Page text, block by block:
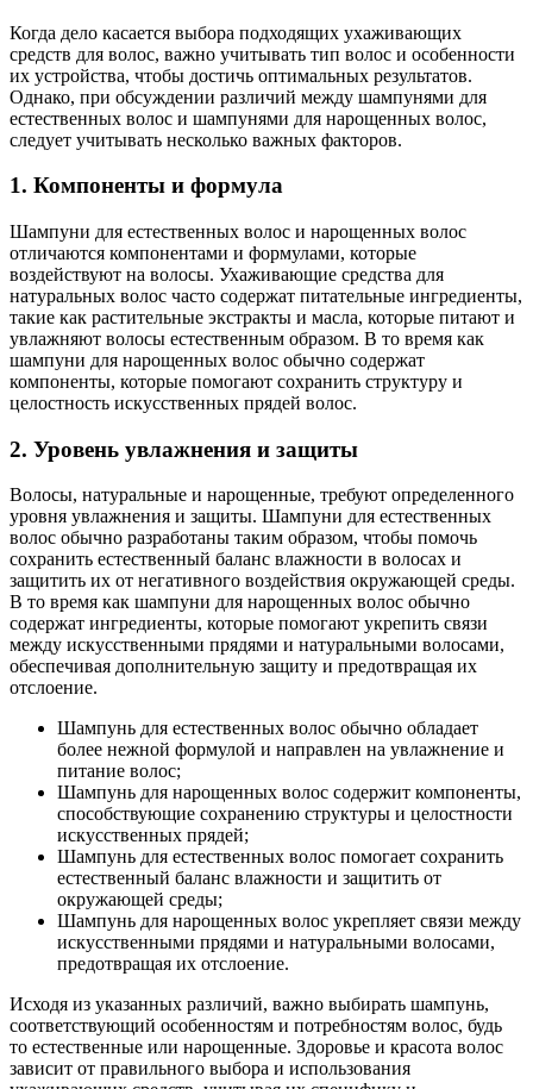
Когда дело касается выбора подходящих ухаживающих
средств для волос, важно учитывать тип волос и особенности
их устройства, чтобы достичь оптимальных результатов.
Однако, при обсуждении различий между шампунями для
естественных волос и шампунями для нарощенных волос,
следует учитывать несколько важных факторов.
1. Компоненты и формула
Шампуни для естественных волос и нарощенных волос
отличаются компонентами и формулами, которые
воздействуют на волосы. Ухаживающие средства для
натуральных волос часто содержат питательные ингредиенты,
такие как растительные экстракты и масла, которые питают и
увлажняют волосы естественным образом. В то время как
шампуни для нарощенных волос обычно содержат
компоненты, которые помогают сохранить структуру и
целостность искусственных прядей волос.
2. Уровень увлажнения и защиты
Волосы, натуральные и нарощенные, требуют определенного
уровня увлажнения и защиты. Шампуни для естественных
волос обычно разработаны таким образом, чтобы помочь
сохранить естественный баланс влажности в волосах и
защитить их от негативного воздействия окружающей среды.
В то время как шампуни для нарощенных волос обычно
содержат ингредиенты, которые помогают укрепить связи
между искусственными прядями и натуральными волосами,
обеспечивая дополнительную защиту и предотвращая их
отслоение.
Шампунь для естественных волос обычно обладает
более нежной формулой и направлен на увлажнение и
питание волос;
Шампунь для нарощенных волос содержит компоненты,
способствующие сохранению структуры и целостности
искусственных прядей;
Шампунь для естественных волос помогает сохранить
естественный баланс влажности и защитить от
окружающей среды;
Шампунь для нарощенных волос укрепляет связи между
искусственными прядями и натуральными волосами,
предотвращая их отслоение.
Исходя из указанных различий, важно выбирать шампунь,
соответствующий особенностям и потребностям волос, будь
то естественные или нарощенные. Здоровье и красота волос
зависит от правильного выбора и использования